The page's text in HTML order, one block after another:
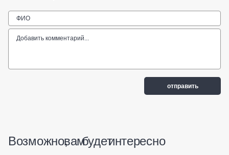
Возможно, вам будет интересно